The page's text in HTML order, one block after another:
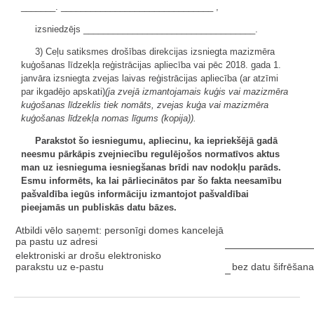
_______. _______________________________ ,
izsniedzējs ___________________________________.
3) Ceļu satiksmes drošības direkcijas izsniegta mazizmēra
kuģošanas līdzekļa reģistrācijas apliecība vai pēc 2018. gada 1.
janvāra izsniegta zvejas laivas reģistrācijas apliecība (ar atzīmi
par ikgadējo apskati)(ja zvejā izmantojamais kuģis vai mazizmēra
kuģošanas līdzeklis tiek nomāts, zvejas kuģa vai mazizmēra
kuģošanas līdzekļa nomas līgums (kopija)).
Parakstot šo iesniegumu, apliecinu, ka iepriekšējā gadā
neesmu pārkāpis zvejniecību regulējošos normatīvos aktus
man uz iesnieguma iesniegšanas brīdi nav nodokļu parāds.
Esmu informēts, ka lai pārliecinātos par šo fakta neesamību
pašvaldība iegūs informāciju izmantojot pašvaldībai
pieejamās un publiskās datu bāzes.
Atbildi vēlo saņemt: personīgi domes kancelejā
pa pastu uz adresi
elektroniski ar drošu elektronisko
parakstu uz e-pastu
bez datu